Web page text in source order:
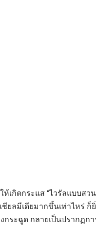
กิดกระแส “ไวรัลแบบสว
ลมีเดียมากขึ้นเท่าไหร่ ก็
ระฉูด กลายเป็นปรากฏก